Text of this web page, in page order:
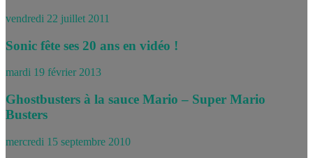
vendredi 22 juillet 2011
Sonic fête ses 20 ans en vidéo !
mardi 19 février 2013
Ghostbusters à la sauce Mario – Super Mario
Busters
mercredi 15 septembre 2010